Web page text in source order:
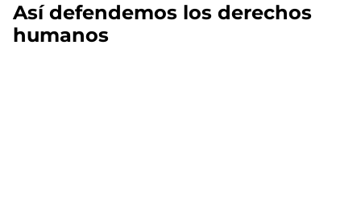
Así defendemos los derechos
humanos